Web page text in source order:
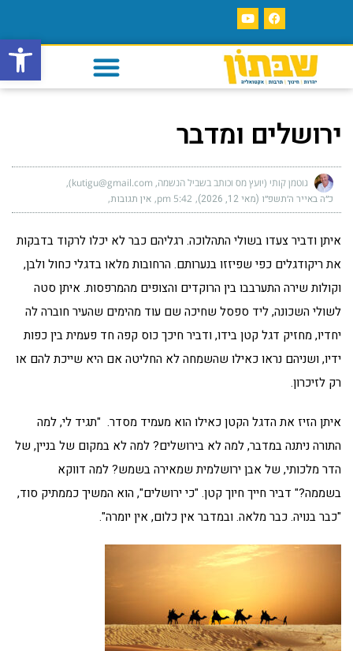
פתח
ירושלים ומדבר
גוטמן קותי (יועץ מס וכותב בשביל הנשמה, kutigu@gmail.com)
כ״ה באייר ה׳תשפ״ו (מאי 12, 2026) 5:42 pm אין תגובות
איתן ודביר צעדו בשולי התהלוכה. רגליהם כבר לא יכלו לרקוד בדבקות
את ריקודגלים כפי שפיזזו בנערותם. הרחובות מלאו בדגלי כחול ולבן,
וקולות שירה התערבבו בין הרוקדים והצופים מהמרפסות. איתן סטה
לשולי השכונה, ליד ספסל שחיכה שם עוד מהימים שהעיר חוברה לה
יחדיו, מחזיק דגל קטן בידו, ודביר חיכך כוס קפה חד פעמית בין כפות
ידיו, ושניהם נראו כאילו שהשמחה לא החליטה אם היא שייכת להם או
רק לזיכרון.
איתן הזיז את הדגל הקטן כאילו הוא מעמיד מסדר. "תגיד לי, למה
התורה ניתנה במדבר, למה לא בירושלים? למה לא במקום של בניין, של
הדר מלכותי, של אבן ירושלמית שמאירה בשמש? למה דווקא
בשממה?" דביר חייך חיוך קטן. "כי ירושלים", הוא המשיך כממתיק סוד,
"כבר בנויה. כבר מלאה. ובמדבר אין כלום, אין יומרה".